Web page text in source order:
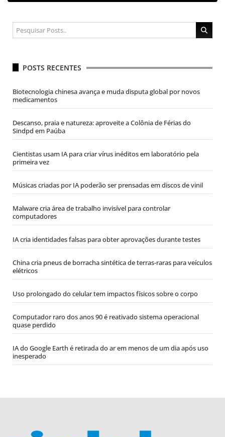
POSTS RECENTES
Biotecnologia chinesa avança e muda disputa global por novos
medicamentos
Descanso, praia e natureza: aproveite a Colônia de Férias do
Sindpd em Paúba
Cientistas usam IA para criar vírus inéditos em laboratório pela
primeira vez
Músicas criadas por IA poderão ser prensadas em discos de vinil
Malware cria área de trabalho invisível para controlar
computadores
IA cria identidades falsas para obter aprovações durante testes
China cria pneus de borracha sintética de terras-raras para veículos
elétricos
Uso prolongado do celular tem impactos físicos sobre o corpo
Computador raro dos anos 90 é reativado sistema operacional
quase perdido
IA do Google Earth é retirada do ar em menos de um dia após uso
inesperado